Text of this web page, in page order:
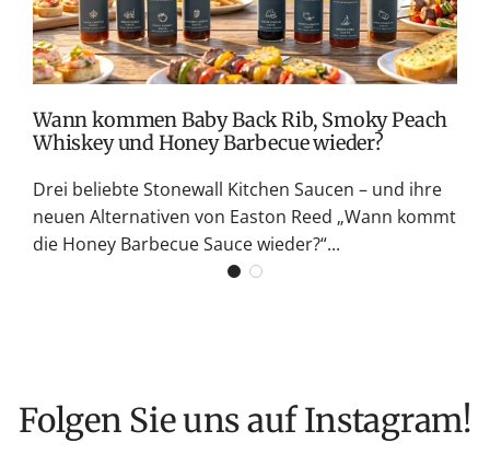
Wann kommen Baby Back Rib, Smoky Peach
Whiskey und Honey Barbecue wieder?
Drei beliebte Stonewall Kitchen Saucen – und ihre
neuen Alternativen von Easton Reed „Wann kommt
die Honey Barbecue Sauce wieder?“...
Folgen Sie uns auf Instagram!